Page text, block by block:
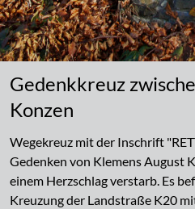
Gedenkkreuz
Konzen
Wegekreuz mit der Inschrift
Gedenken von Klemens August
einem Herzschlag verstarb. Es
Kreuzung der Landstraße K20